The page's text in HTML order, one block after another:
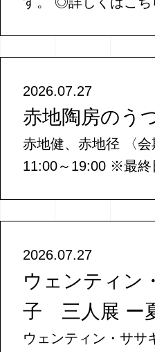
2026.07.27
赤地陶房のう
赤地健、赤地径 〈
11:00～19:00 ※最終
2026.07.27
ウェンティ
子 三人展 ー
ウェンティン・サ